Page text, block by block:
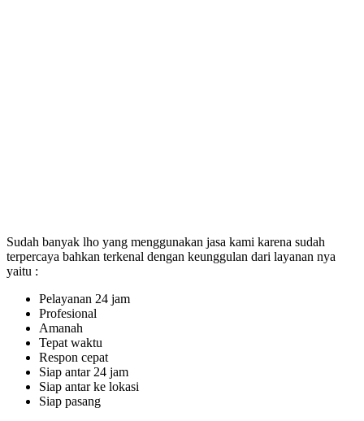
Sudah banyak lho yang menggunakan jasa kami karena sudah
terpercaya bahkan terkenal dengan keunggulan dari layanan nya
yaitu :
Pelayanan 24 jam
Profesional
Amanah
Tepat waktu
Respon cepat
Siap antar 24 jam
Siap antar ke lokasi
Siap pasang